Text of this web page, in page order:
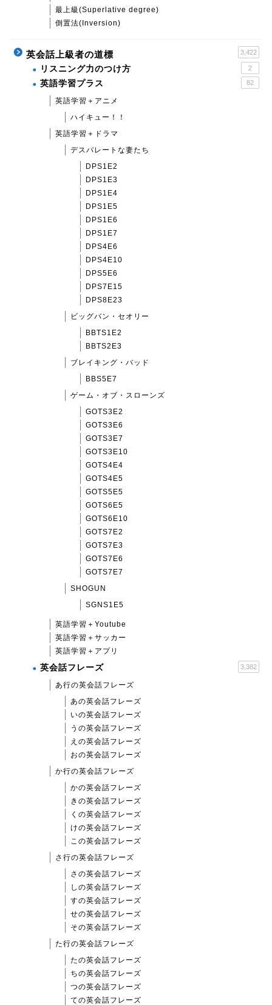
最上級(Superlative degree)
倒置法(Inversion)
英会話上級者の道標 3,422
リスニング力のつけ方 2
英語学習プラス 82
英語学習＋アニメ
ハイキュー！！
英語学習＋ドラマ
デスパレートな妻たち
DPS1E2
DPS1E3
DPS1E4
DPS1E5
DPS1E6
DPS1E7
DPS4E6
DPS4E10
DPS5E6
DPS7E15
DPS8E23
ビッグバン・セオリー
BBTS1E2
BBTS2E3
ブレイキング・バッド
BBS5E7
ゲーム・オブ・スローンズ
GOTS3E2
GOTS3E6
GOTS3E7
GOTS3E10
GOTS4E4
GOTS4E5
GOTS5E5
GOTS6E5
GOTS6E10
GOTS7E2
GOTS7E3
GOTS7E6
GOTS7E7
SHOGUN
SGNS1E5
英語学習＋Youtube
英語学習＋サッカー
英語学習＋アプリ
英会話フレーズ 3,382
あ行の英会話フレーズ
あの英会話フレーズ
いの英会話フレーズ
うの英会話フレーズ
えの英会話フレーズ
おの英会話フレーズ
か行の英会話フレーズ
かの英会話フレーズ
きの英会話フレーズ
くの英会話フレーズ
けの英会話フレーズ
この英会話フレーズ
さ行の英会話フレーズ
さの英会話フレーズ
しの英会話フレーズ
すの英会話フレーズ
せの英会話フレーズ
その英会話フレーズ
た行の英会話フレーズ
たの英会話フレーズ
ちの英会話フレーズ
つの英会話フレーズ
ての英会話フレーズ